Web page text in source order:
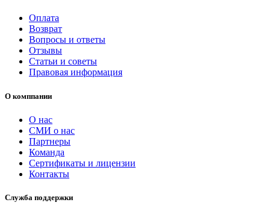
Оплата
Возврат
Вопросы и ответы
Отзывы
Статьи и советы
Правовая информация
О комппании
О нас
СМИ о нас
Партнеры
Команда
Сертификаты и лицензии
Контакты
Служба поддержки